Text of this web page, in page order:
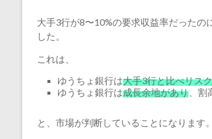
大手3行が8〜10%の要求収益率だったの
した。
これは、
ゆうちょ銀行は大手3行と比べリス
ゆうちょ銀行は成長余地があり 、
と、市場が判断していることになります。